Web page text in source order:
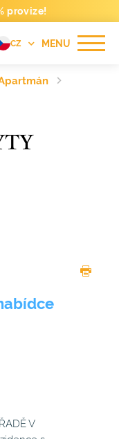
provize!
MENU
CZ
V